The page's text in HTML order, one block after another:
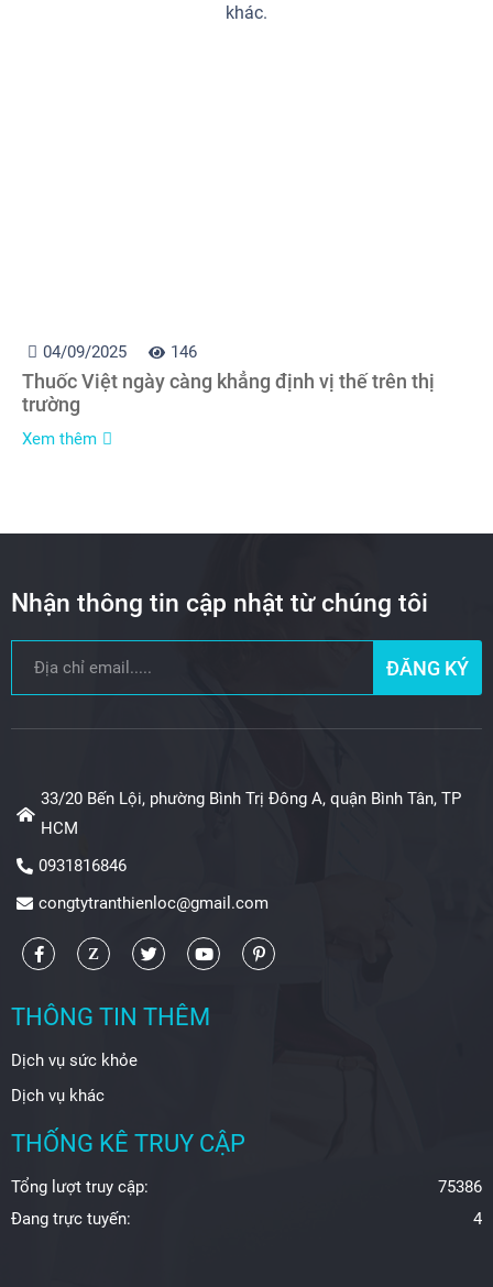
khác.
04/09/2025 146
Thuốc Việt ngày càng khẳng định vị thế trên thị
trường
Xem thêm
Nhận thông tin cập nhật từ chúng tôi
ĐĂNG KÝ
33/20 Bến Lội, phường Bình Trị Đông A, quận Bình Tân, TP
HCM
0931816846
congtytranthienloc@gmail.com
THÔNG TIN THÊM
Dịch vụ sức khỏe
Dịch vụ khác
THỐNG KÊ TRUY CẬP
Tổng lượt truy cập:
75386
Đang trực tuyến:
4